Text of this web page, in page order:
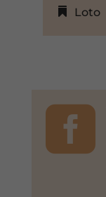
Loto
